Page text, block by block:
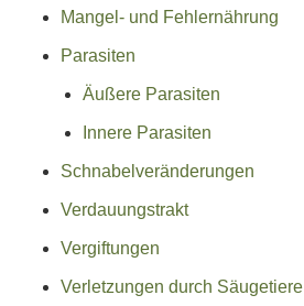
Mangel- und Fehlernährung
Parasiten
Äußere Parasiten
Innere Parasiten
Schnabelveränderungen
Verdauungstrakt
Vergiftungen
Verletzungen durch Säugetiere